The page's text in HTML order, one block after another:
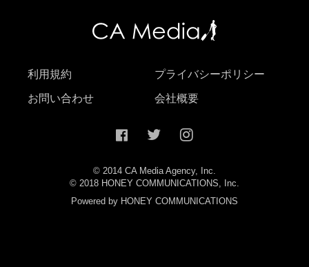
利用規約 プライバシーポリシー
お問い合わせ 会社概要
© 2014 CA Media Agency, Inc.
© 2018 HONEY COMMUNICATIONS, Inc.
Powered by HONEY COMMUNICATIONS